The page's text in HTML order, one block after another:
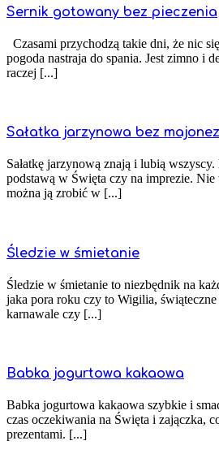
Sernik gotowany bez pieczenia
Czasami przychodzą takie dni, że nic
pogoda nastraja do spania. Jest zimno i
raczej [...]
Sałatka jarzynowa bez
Sałatkę jarzynową znają i lubią
podstawą w Święta czy na imprezie.
można ją zrobić w [...]
Śledzie w śmietanie
Śledzie w śmietanie to niezbędnik na
jaka pora roku czy to Wigilia,
karnawale czy [...]
Babka jogurtowa kakaowa
Babka jogurtowa kakaowa szybkie i
czas oczekiwania na Święta i zajączka,
prezentami. [...]